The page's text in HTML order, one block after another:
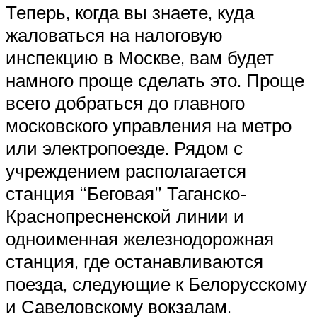
Теперь, когда вы знаете, куда
жаловаться на налоговую
инспекцию в Москве, вам будет
намного проще сделать это. Проще
всего добраться до главного
московского управления на метро
или электропоезде. Рядом с
учреждением располагается
станция “Беговая” Таганско-
Краснопресненской линии и
одноименная железнодорожная
станция, где останавливаются
поезда, следующие к Белорусскому
и Савеловскому вокзалам.